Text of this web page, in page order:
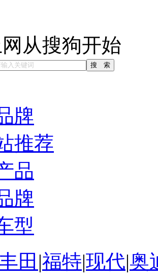
a4
q5
车作业
的区别
月...
网从搜狗开始
牌
推荐
品
牌
型
田 |福特|现代|奥